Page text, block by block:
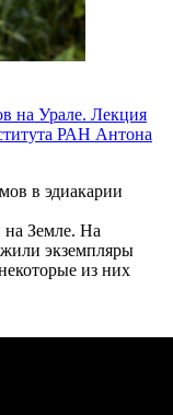
на Урале. Лекция
РАН Антона
в эдиакарии
на Земле. На
экземпляры
из них